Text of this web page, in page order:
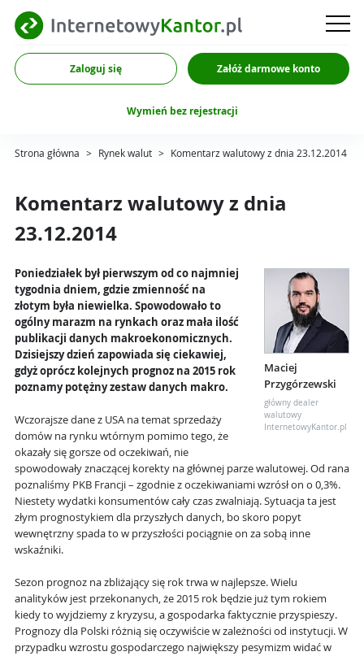
Zaloguj się Załóż darmowe konto
Wymień bez rejestracji
Strona główna > Rynek walut > Komentarz walutowy z dnia 23.12.2014
Komentarz walutowy z dnia
23.12.2014
Maciej
Przygórzewski
główny dealer
walutowy
InternetowyKantor.pl
Poniedziałek był pierwszym od co najmniej
tygodnia dniem, gdzie zmienność na
złotym była niewielka. Spowodowało to
ogólny marazm na rynkach oraz mała ilość
publikacji danych makroekonomicznych.
Dzisiejszy dzień zapowiada się ciekawiej,
gdyż oprócz kolejnych prognoz na 2015 rok
poznamy potężny zestaw danych makro.
Wczorajsze dane z USA na temat sprzedaży
domów na rynku wtórnym pomimo tego, że
okazały się gorsze od oczekiwań, nie
spowodowały znaczącej korekty na głównej parze walutowej. Od rana
poznaliśmy PKB Francji – zgodnie z oczekiwaniami wzrósł on o 0,3%.
Niestety wydatki konsumentów cały czas zwalniają. Sytuacja ta jest
złym prognostykiem dla przyszłych danych, bo skoro popyt
wewnętrzny spada to w przyszłości pociągnie on za sobą inne
wskaźniki.
Sezon prognoz na zbliżający się rok trwa w najlepsze. Wielu
analityków jest przekonanych, że 2015 rok będzie już tym rokiem
kiedy to wyjdziemy z kryzysu, a gospodarka faktycznie przyspieszy.
Prognozy dla Polski różnią się oczywiście w zależności od instytucji. W
przypadku wzrostu gospodarczego największy pesymizm widać w